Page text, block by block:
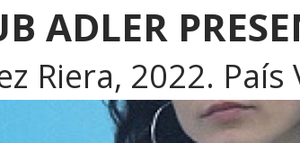
ADLER
Riera, 2022.